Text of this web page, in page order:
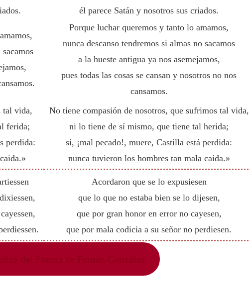
él parece Satán y nosotros sus criados.
Porque luchar queremos y tanto lo amamos,
nunca descanso tendremos si almas no sacamos
a la hueste antigua ya nos asemejamos,
pues todas las cosas se cansan y nosotros no nos
cansamos.
tal vida,
ferida;
perdida:
No tiene compasión de nosotros, que sufrimos tal vida,
ni lo tiene de sí mismo, que tiene tal herida;
si, ¡mal pecado!, muere, Castilla está perdida:
nunca tuvieron los hombres tan mala caída.»
Acordaron que se lo expusiesen
que lo que no estaba bien se lo dijesen,
que por gran honor en error no cayesen,
que por mala codicia a su señor no perdiesen.